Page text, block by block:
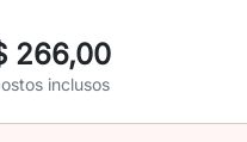
266,00
inclusos